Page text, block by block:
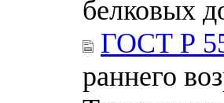
белковых
ГОСТ Р
раннего